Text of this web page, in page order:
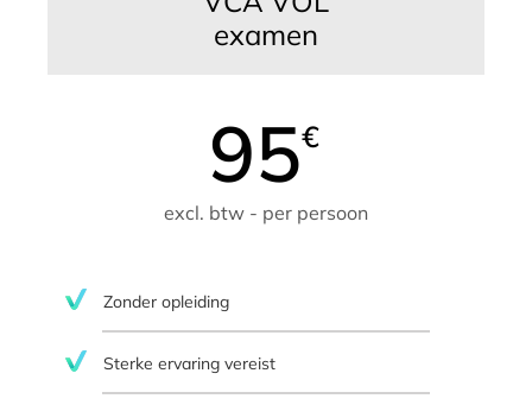
examen
95€
excl. btw - per persoon
Zonder opleiding
Sterke ervaring vereist